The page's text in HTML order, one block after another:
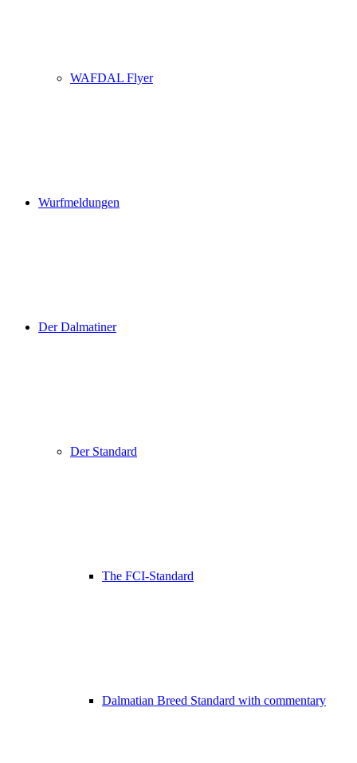
WAFDAL Flyer
Wurfmeldungen
Der Dalmatiner
Der Standard
The FCI-Standard
Dalmatian Breed Standard with commentary